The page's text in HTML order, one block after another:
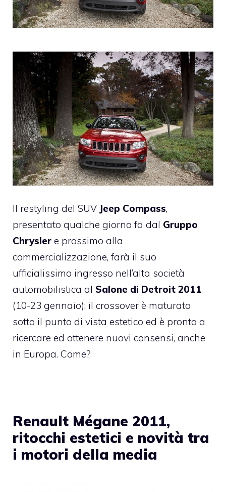
Il restyling del SUV Jeep Compass,
presentato qualche giorno fa dal Gruppo
Chrysler e prossimo alla
commercializzazione, farà il suo
ufficialissimo ingresso nell’alta società
automobilistica al Salone di Detroit 2011
(10-23 gennaio): il crossover è maturato
sotto il punto di vista estetico ed è pronto a
ricercare ed ottenere nuovi consensi, anche
in Europa. Come?
Renault Mégane 2011,
ritocchi estetici e novità tra
i motori della media